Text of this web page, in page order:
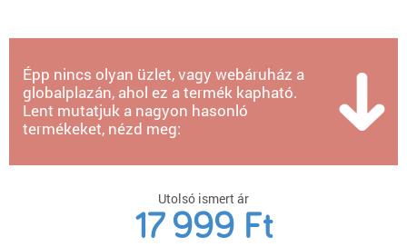
Épp nincs olyan üzlet, vagy webáruház a
globalplazán, ahol ez a termék kapható.
Lent mutatjuk a nagyon hasonló
termékeket, nézd meg:
Utolsó ismert ár
17 999 Ft